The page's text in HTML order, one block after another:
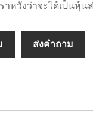
ราหวังว่าจะได้เป็นหุ้
ส่งคำถาม